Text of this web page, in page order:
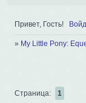
Привет, Гость!
» My Little Pony:
Страница: 1